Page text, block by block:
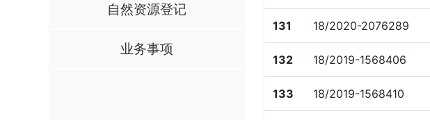
自然资源登记
业务事项
131 18/2020-2076289
132 18/2019-1568406
133 18/2019-1568410